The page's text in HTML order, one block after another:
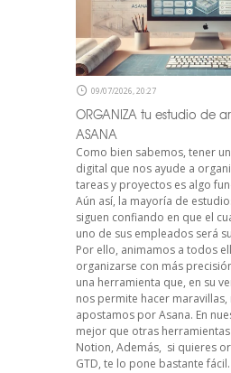
09/07/2026, 20:27
ORGANIZA tu estudio de
ASANA
Como bien sabemos, tener
digital que nos ayude a
tareas y proyectos es algo
Aún así, la mayoría de
siguen confiando en que el
uno de sus empleados será
Por ello, animamos a todos
organizarse con más
una herramienta que, en su
nos permite hacer
apostamos por Asana. En
mejor que otras
Notion, Además, si quieres
GTD, te lo pone bastante fácil.